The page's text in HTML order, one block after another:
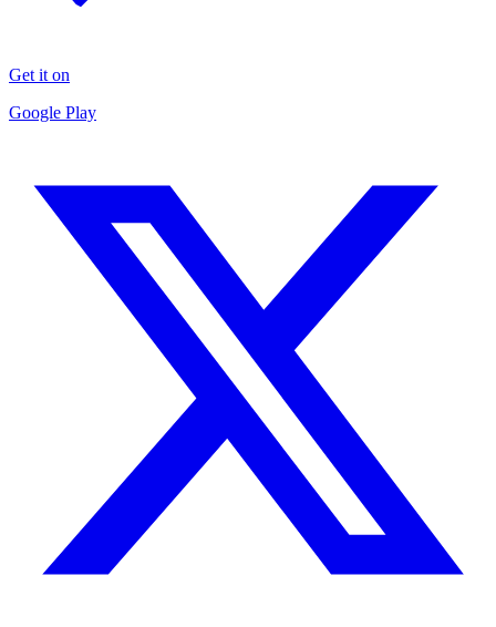
Get it on
Google Play